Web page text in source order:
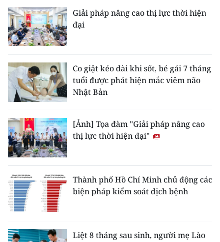
Giải pháp nâng cao thị lực thời hiện
đại
Co giật kéo dài khi sốt, bé gái 7 tháng
tuổi được phát hiện mắc viêm não
Nhật Bản
[Ảnh] Tọa đàm "Giải pháp nâng cao
thị lực thời hiện đại"
Thành phố Hồ Chí Minh chủ động các
biện pháp kiểm soát dịch bệnh
Liệt 8 tháng sau sinh, người mẹ Lào